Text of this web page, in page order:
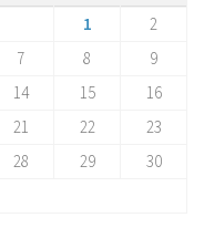
1
2
7 8
9
14 15
16
21 22
23
28 29
30